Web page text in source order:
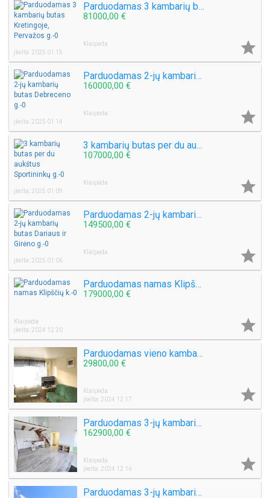
Parduodamas 3 kambarių butas Kretingoje, Pervažos g.
81000,00 €
Klaipėda
Įkelta: 2025 01 15

Parduodamas 2-jų kambarių butas Debreceno g.
160000,00 €
Klaipėda
Įkelta: 2025 01 14

3 kambarių butas per du aukštus Sportininkų g.
107000,00 €
Klaipėda
Įkelta: 2025 01 09

Parduodamas 2-jų kambarių butas Dariaus ir Girėno g.
149500,00 €
Klaipėda
Įkelta: 2025 01 06

Parduodamas namas Klipščių k.
179000,00 €
Klaipėda
Įkelta: 2024 12 20

Parduodamas vieno kambario butas Sulupės g.
29800,00 €
Klaipėda
Įkelta: 2024 12 17

Parduodamas 3-jų kambarių butas Tauralaukyje
162900,00 €
Klaipėda
Įkelta: 2024 12 16

Parduodamas 3-jų kambarių butas Galinio Pylimo g.